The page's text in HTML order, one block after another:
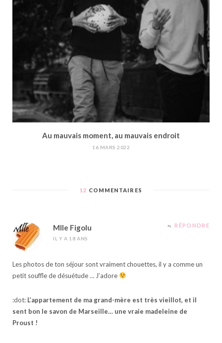
Au mauvais moment, au mauvais endroit
16 MARS 2022
12 COMMENTAIRES
Mlle Figolu
IL Y A 18 ANS
RÉPONDRE
Les photos de ton séjour sont vraiment chouettes, il y a comme un
petit souffle de désuétude … J’adore
:dot: L’appartement de ma grand-mère est très vieillot, et il
sent bon le savon de Marseille… une vraie madeleine de
Proust !